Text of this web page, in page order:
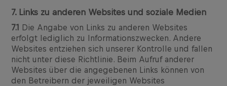
7. Links zu anderen Websites und soziale Medien
7.1 Die Angabe von Links zu anderen Websites
erfolgt lediglich zu Informationszwecken. Andere
Websites entziehen sich unserer Kontrolle und fallen
nicht unter diese Richtlinie. Beim Aufruf anderer
Websites über die angegebenen Links können von
den Betreibern der jeweiligen Websites